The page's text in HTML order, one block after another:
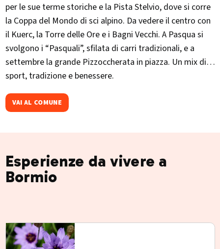
per le sue terme storiche e la Pista Stelvio, dove si corre
la Coppa del Mondo di sci alpino. Da vedere il centro con
il Kuerc, la Torre delle Ore e i Bagni Vecchi. A Pasqua si
svolgono i “Pasquali”, sfilata di carri tradizionali, e a
settembre la grande Pizzoccherata in piazza. Un mix di
sport, tradizione e benessere.
VAI AL COMUNE
Esperienze da vivere a
Bormio